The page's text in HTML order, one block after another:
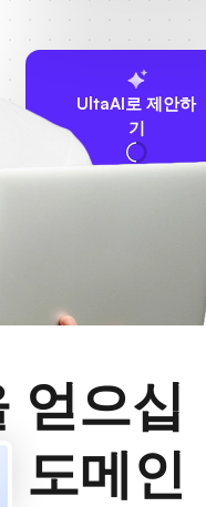
UltaAI로 제안하
기
얻으십
도메인